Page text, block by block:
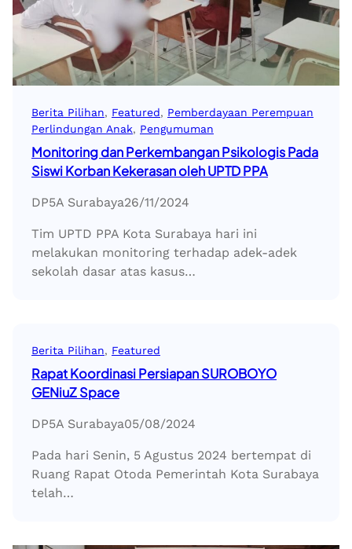
Berita Pilihan, Featured, Pemberdayaan Perempuan
Perlindungan Anak, Pengumuman
Monitoring dan Perkembangan Psikologis Pada
Siswi Korban Kekerasan oleh UPTD PPA
DP5A Surabaya26/11/2024
Tim UPTD PPA Kota Surabaya hari ini
melakukan monitoring terhadap adek-adek
sekolah dasar atas kasus…
Berita Pilihan, Featured
Rapat Koordinasi Persiapan SUROBOYO
GENiuZ Space
DP5A Surabaya05/08/2024
Pada hari Senin, 5 Agustus 2024 bertempat di
Ruang Rapat Otoda Pemerintah Kota Surabaya
telah…